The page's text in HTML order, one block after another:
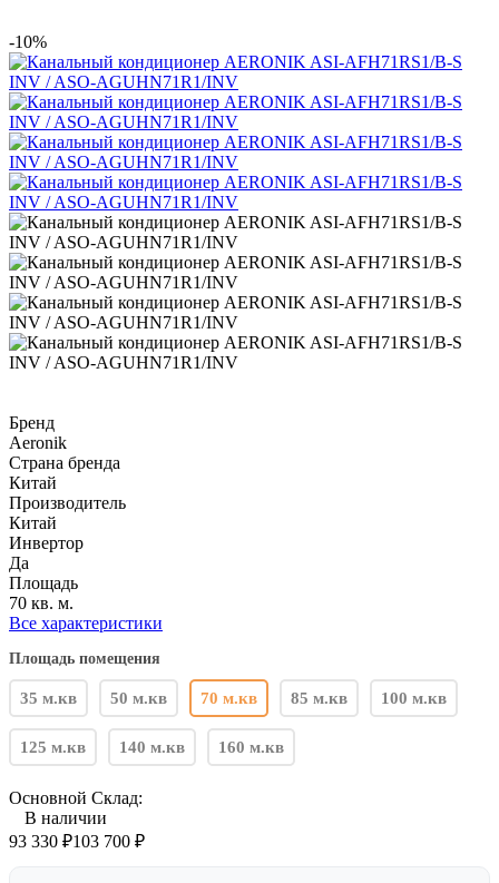
-10%
Бренд
Aeronik
Страна бренда
Китай
Производитель
Китай
Инвертор
Да
Площадь
70 кв. м.
Все характеристики
Площадь помещения
35 м.кв 50 м.кв 70 м.кв 85 м.кв 100 м.кв
125 м.кв 140 м.кв 160 м.кв
Основной Склад:
В наличии
93 330 ₽103 700 ₽